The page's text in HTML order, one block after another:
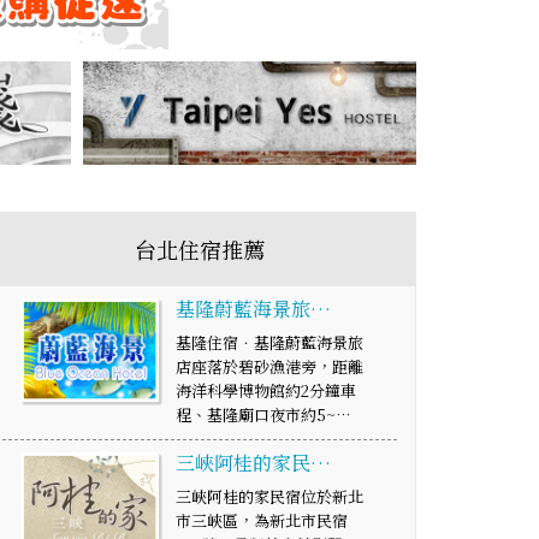
台北住宿推薦
基隆蔚藍海景旅…
基隆住宿．基隆蔚藍海景旅
店座落於碧砂漁港旁，距離
海洋科學博物館約2分鐘車
程、基隆廟口夜市約5~…
三峽阿桂的家民…
三峽阿桂的家民宿位於新北
市三峽區，為新北市民宿